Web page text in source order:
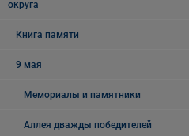
округа
Книга памяти
9 мая
Мемориалы и памятники
Аллея дважды победителей